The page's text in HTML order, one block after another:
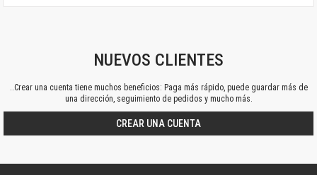
NUEVOS CLIENTES
..Crear una cuenta tiene muchos beneficios: Paga más rápido, puede guardar más de
una dirección, seguimiento de pedidos y mucho más.
CREAR UNA CUENTA